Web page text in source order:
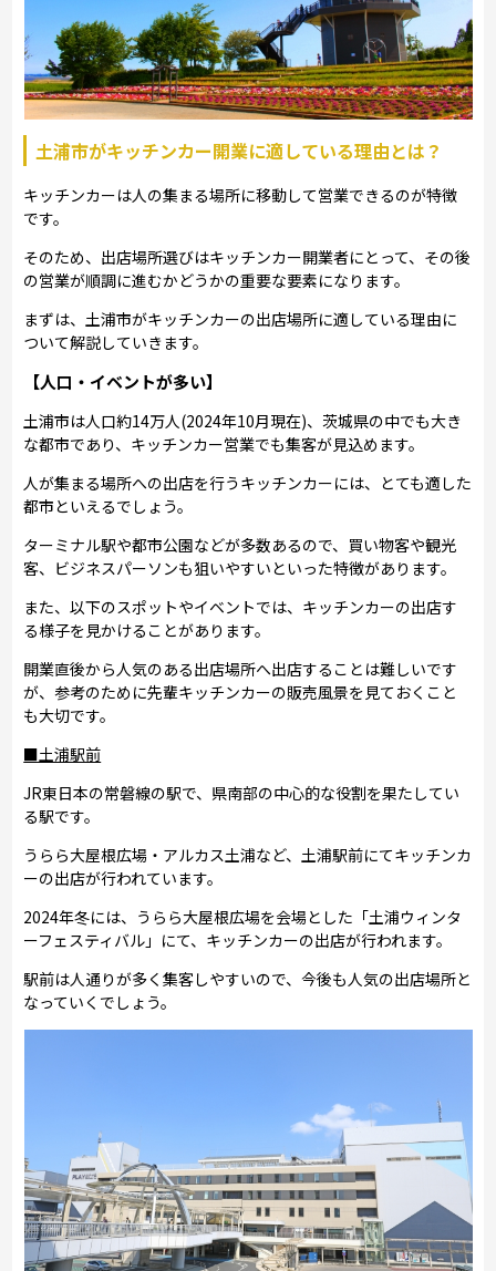
土浦市がキッチンカー開業に適している理由とは？
キッチンカーは人の集まる場所に移動して営業できるのが特徴
です。
そのため、出店場所選びはキッチンカー開業者にとって、その後
の営業が順調に進むかどうかの重要な要素になります。
まずは、土浦市がキッチンカーの出店場所に適している理由に
ついて解説していきます。
【人口・イベントが多い】
土浦市は人口約14万人(2024年10月現在)、茨城県の中でも大き
な都市であり、キッチンカー営業でも集客が見込めます。
人が集まる場所への出店を行うキッチンカーには、とても適した
都市といえるでしょう。
ターミナル駅や都市公園などが多数あるので、買い物客や観光
客、ビジネスパーソンも狙いやすいといった特徴があります。
また、以下のスポットやイベントでは、キッチンカーの出店す
る様子を見かけることがあります。
開業直後から人気のある出店場所へ出店することは難しいです
が、参考のために先輩キッチンカーの販売風景を見ておくこと
も大切です。
■土浦駅前
JR東日本の常磐線の駅で、県南部の中心的な役割を果たしてい
る駅です。
うらら大屋根広場・アルカス土浦など、土浦駅前にてキッチンカ
ーの出店が行われています。
2024年冬には、うらら大屋根広場を会場とした「土浦ウィンタ
ーフェスティバル」にて、キッチンカーの出店が行われます。
駅前は人通りが多く集客しやすいので、今後も人気の出店場所と
なっていくでしょう。